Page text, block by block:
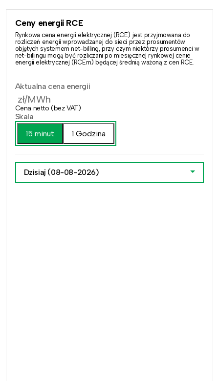
Ceny energii RCE
Rynkowa cena energii elektrycznej (RCE) jest przyjmowana do
rozliczeń energii wprowadzanej do sieci przez prosumentów
objętych systemem net-billing, przy czym niektórzy prosumenci w
net-billingu mogą być rozliczani po miesięcznej rynkowej cenie
energii elektrycznej (RCEm) będącej średnią ważoną z cen RCE.
Aktualna cena energii
zł/MWh
Cena netto (bez VAT)
Skala
15 minut
1 Godzina
Dzisiaj (08-08-2026)